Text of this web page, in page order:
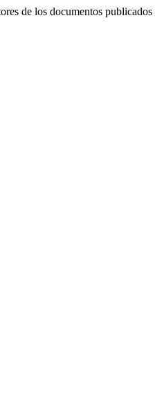
de los documentos